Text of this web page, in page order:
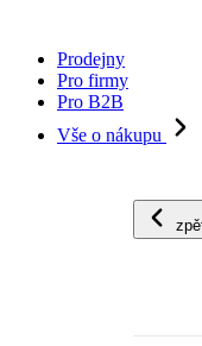
Prodejny
Pro firmy
Pro B2B
Vše o nákupu